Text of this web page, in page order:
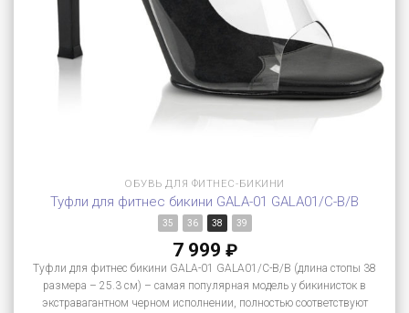
ОБУВЬ ДЛЯ ФИТНЕС-БИКИНИ
Туфли для фитнес бикини GALA-01 GALA01/C-B/B
35 36 38 39
7 999 ₽
Туфли для фитнес бикини GALA-01 GALA01/C-B/B (длина стопы 38
размера – 25.3 см) – самая популярная модель у бикинисток в
экстравагантном черном исполнении, полностью соответствуют